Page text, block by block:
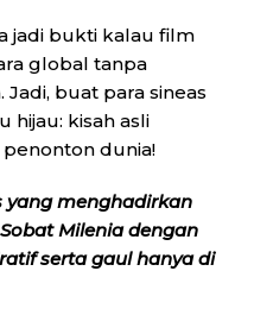
jadi bukti kalau film
global tanpa
buat para sineas
hijau: kisah asli
dunia!
yang menghadirkan
Milenia dengan
serta gaul hanya di